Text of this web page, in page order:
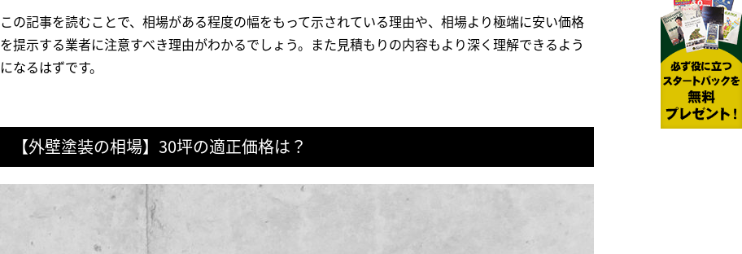
この記事を読むことで、相場がある程度の幅をもって示されている理由や、相場より極端に安い価格
を提示する業者に注意すべき理由がわかるでしょう。また見積もりの内容もより深く理解できるよう
になるはずです。
【外壁塗装の相場】30坪の適正価格は？